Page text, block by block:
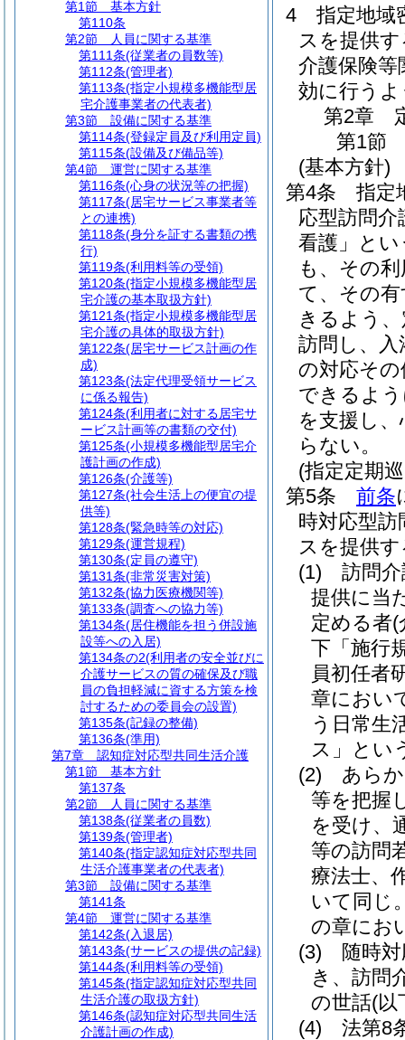
4
指定地域
スを提供
介護保険
効に行う
第2章
第1節
(基本方針)
第4条
指定
応型訪問介
看護」とい
も、その
て、その
きるよう
訪問し、入
の対応そ
できるよ
を支援し
らない。
(指定定期
第5条
前条
時対応型
スを提供
(1)
訪問
提供に当
定める者(
下「施行
員初任者
章におい
う日常生
ス」とい
(2)
あら
等を把握
を受け、
等の訪問
療法士、
いて同じ
の章にお
(3)
随時
き、訪問
の世話(以
(4)
法第8
第1節
基本方針
第110条
第2節
人員に関する基準
第111条(従業者の員数等)
第112条(管理者)
第113条(指定小規模多機能型居
宅介護事業者の代表者)
第3節
設備に関する基準
第114条(登録定員及び利用定員)
第115条(設備及び備品等)
第4節
運営に関する基準
第116条(心身の状況等の把握)
第117条(居宅サービス事業者等
との連携)
第118条(身分を証する書類の携
行)
第119条(利用料等の受領)
第120条(指定小規模多機能型居
宅介護の基本取扱方針)
第121条(指定小規模多機能型居
宅介護の具体的取扱方針)
第122条(居宅サービス計画の作
成)
第123条(法定代理受領サービス
に係る報告)
第124条(利用者に対する居宅サ
ービス計画等の書類の交付)
第125条(小規模多機能型居宅介
護計画の作成)
第126条(介護等)
第127条(社会生活上の便宜の提
供等)
第128条(緊急時等の対応)
第129条(運営規程)
第130条(定員の遵守)
第131条(非常災害対策)
第132条(協力医療機関等)
第133条(調査への協力等)
第134条(居住機能を担う併設施
設等への入居)
第134条の2(利用者の安全並びに
介護サービスの質の確保及び職
員の負担軽減に資する方策を検
討するための委員会の設置)
第135条(記録の整備)
第136条(準用)
第7章
認知症対応型共同生活介護
第1節
基本方針
第137条
第2節
人員に関する基準
第138条(従業者の員数)
第139条(管理者)
第140条(指定認知症対応型共同
生活介護事業者の代表者)
第3節
設備に関する基準
第141条
第4節
運営に関する基準
第142条(入退居)
第143条(サービスの提供の記録)
第144条(利用料等の受領)
第145条(指定認知症対応型共同
生活介護の取扱方針)
第146条(認知症対応型共同生活
介護計画の作成)